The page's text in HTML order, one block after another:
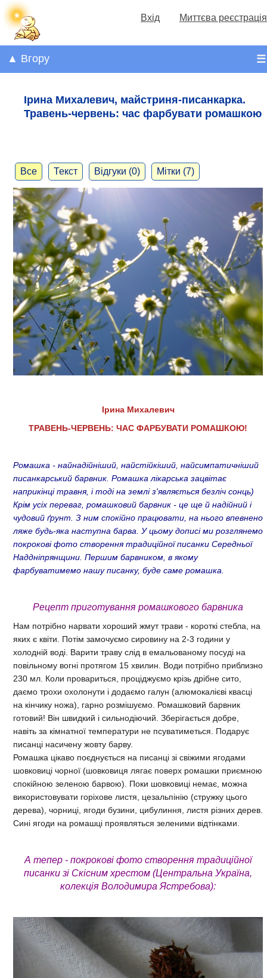
Вхід Миттєва реєстрація
☰
▲ Вгору
Ірина Михалевич, майстриня-писанкарка.
Травень-червень: час фарбувати ромашкою
Все Текст Відгуки (0) Мітки (7)
Ірина Михалевич
ТРАВЕНЬ-ЧЕРВЕНЬ: ЧАС ФАРБУВАТИ РОМАШКОЮ!
Ромашка - найнадійніший, найстійкіший, найсимпатичніший
писанкарський барвник. Ромашка лікарська зацвітає
наприкінці травня, і тоді на землі з'являється безліч сонць)
Крім усіх переваг, ромашковий барвник - це ще й надійний і
чудовий ґрунт. З ним спокійно працювати, на нього впевнено
ляже будь-яка наступна барва. У цьому дописі ми розглянемо
покрокові фото створення традиційної писанки Середньої
Наддніпрянщини. Першим барвником, в якому
фарбуватимемо нашу писанку, буде саме ромашка.
Рецепт приготування ромашкового барвника
Нам потрібно нарвати хороший жмут трави - короткі стебла, на
яких є квіти. Потім замочуємо сировину на 2-3 години у
холодній воді. Варити траву слід в емальованому посуді на
повільному вогні протягом 15 хвилин. Води потрібно приблизно
230 мл. Коли провариться, проціджуємо крізь дрібне сито,
даємо трохи охолонути і додаємо галун (алюмокалієві квасці
на кінчику ножа), гарно розмішуємо. Ромашковий барвник
готовий! Він швидкий і сильнодіючий. Зберігається добре,
навіть за кімнатної температури не псуватиметься. Подарує
писанці насичену жовту барву.
Ромашка цікаво поєднується на писанці зі свіжими ягодами
шовковиці чорної (шовковиця лягає поверх ромашки приємною
спокійною зеленою барвою). Поки шовковиці немає, можна
використовувати горіхове листя, цезальпінію (стружку цього
дерева), чорниці, ягоди бузини, цибулиння, листя різних дерев.
Сині ягоди на ромашці проявляться зеленими відтінками.
А тепер - покрокові фото створення традиційної
писанки зі Скісним хрестом (Центральна Україна,
колекція Володимира Ястребова):